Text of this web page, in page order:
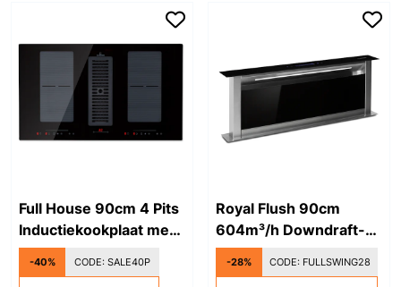
Full House 90cm 4 Pits
Inductiekookplaat met
Afzuiging Zwart
-40% CODE: SALE40P
Royal Flush 90cm
604m³/h Downdraft-
Afzuigkap Zwart
-28% CODE: FULLSWING28